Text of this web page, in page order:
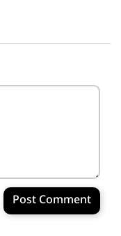
Post Comment